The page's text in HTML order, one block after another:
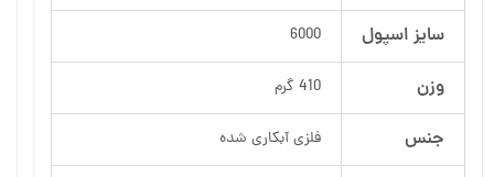
سایز اسپول 6000
وزن 410 گرم
جنس فلزی آبکاری شده